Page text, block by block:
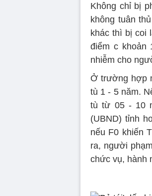
Không chỉ bị
không tuân
khác thì bị coi
điểm c khoản
nhiễm cho
Ở trường hợp
tù 1 - 5 năm.
tù từ 05 - 10
(UBND) tỉnh
nếu F0 khiến
ra, người
chức vụ, hành